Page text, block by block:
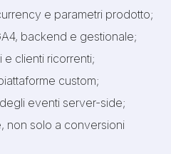
e parametri prodotto;
backend e gestionale;
e clienti ricorrenti;
custom;
eventi server-side;
non solo a conversioni